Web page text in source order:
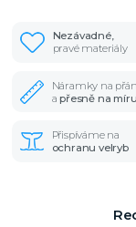
Nezávadné,
pravé materiály
Náramky na
apřesně na míru
Přispíváme na
ochranu velryb